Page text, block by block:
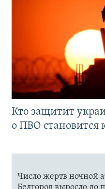
Кто защитит
о ПВО становится